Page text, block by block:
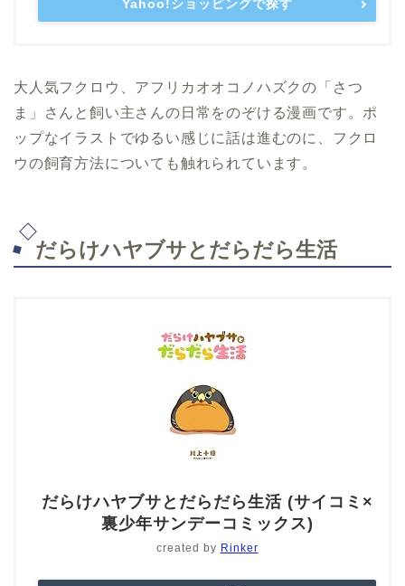
Yahoo!ショッピングで探す
大人気フクロウ、アフリカオオコノハズクの「さつ
ま」さんと飼い主さんの日常をのぞける漫画です。ポ
ップなイラストでゆるい感じに話は進むのに、フクロ
ウの飼育方法についても触れられています。
だらけハヤブサとだらだら生活
だらけハヤブサとだらだら生活 (サイコミ×
裏少年サンデーコミックス)
created by Rinker